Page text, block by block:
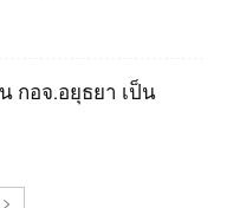
กอจ.อยุธยา เป็น